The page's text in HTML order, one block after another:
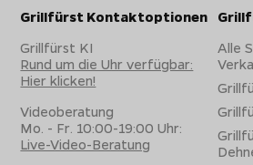
Grillfürst Kontaktoptionen
Grillfürst KI
Rund um die Uhr verfügbar:
Hier klicken!
Videoberatung
Mo. - Fr. 10:00-19:00 Uhr:
Live-Video-Beratung
Alle